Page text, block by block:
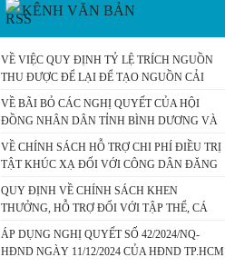
KÊNH VĂN BẢN
VỀ VIỆC QUY ĐỊNH TỶ LỆ TRÍCH NGUỒN
THU ĐƯỢC ĐỂ LẠI ĐỂ TẠO NGUỒN CẢI
CÁCH TIỀN LƯƠNG ĐỐI VỚI CÁC ĐƠN VỊ
SỰ NGHIỆP Y TẾ CÔNG LẬP CÓ SỐ THU
LỚN DO THÀNH PHỐ HỒ CHÍ MINH QUẢN
LÝ (CHUNG) - SỞ Y TẾ TP. HỒ CHÍ MINH
VỀ BÃI BỎ CÁC NGHỊ QUYẾT CỦA HỘI
ĐỒNG NHÂN DÂN TỈNH BÌNH DƯƠNG VÀ
TỈNH BÀ RỊA - VŨNG TÀU VỀ LĨNH VỰC Y
TẾ - SỞ Y TẾ TP. HỒ CHÍ MINH
VỀ CHÍNH SÁCH HỖ TRỢ CHI PHÍ ĐIỀU TRỊ
TẬT KHÚC XẠ ĐỐI VỚI CÔNG DÂN ĐĂNG
KÝ THỰC HIỆN NGHĨA VỤ QUÂN SỰ,
NGHĨA VỤ THAM GIA CÔNG AN NHÂN DÂN
- SỞ Y TẾ TP. HỒ CHÍ MINH
QUY ĐỊNH VỀ CHÍNH SÁCH KHEN
THƯỞNG, HỖ TRỢ ĐỐI VỚI TẬP THỂ, CÁ
NHÂN THỰC HIỆN TỐT CÔNG TÁC DÂN SỐ
TRÊN ĐỊA BÀN THÀNH PHỐ HỒ CHÍ MINH. -
SỞ Y TẾ TP. HỒ CHÍ MINH
ÁP DỤNG NGHỊ QUYẾT SỐ 42/2024/NQ-
HĐND NGÀY 11/12/2024 CỦA HĐND TP.HCM